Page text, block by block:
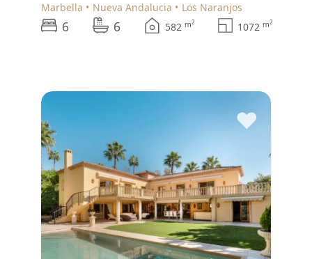
Marbella
Nueva Andalucia Los Naranjos
6 6 582 m2 1072 m2
♥